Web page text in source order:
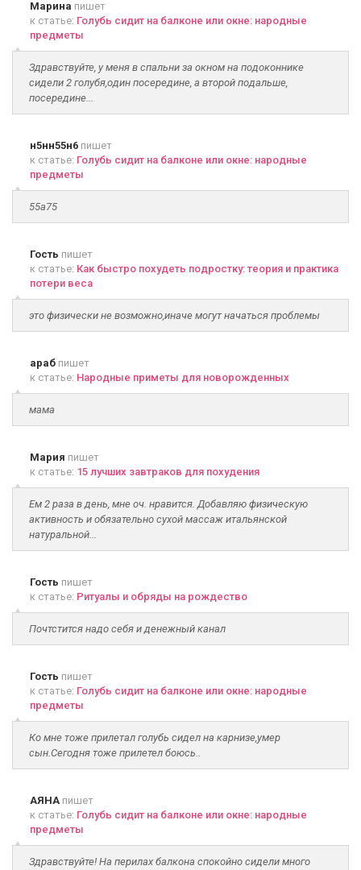
Марина пишет
к статье: Голубь сидит на балконе или окне: народные
предметы
Здравствуйте, у меня в спальни за окном на подоконнике
сидели 2 голубя,один посередине, а второй подальше,
посередине...
н5нн55н6 пишет
к статье: Голубь сидит на балконе или окне: народные
предметы
55а75
Гость пишет
к статье: Как быстро похудеть подростку: теория и практика
потери веса
это физически не возможно,иначе могут начаться проблемы
араб пишет
к статье: Народные приметы для новорожденных
мама
Мария пишет
к статье: 15 лучших завтраков для похудения
Ем 2 раза в день, мне оч. нравится. Добавляю физическую
активность и обязательно сухой массаж итальянской
натуральной...
Гость пишет
к статье: Ритуалы и обряды на рождество
Почтстится надо себя и денежный канал
Гость пишет
к статье: Голубь сидит на балконе или окне: народные
предметы
Ко мне тоже прилетал голубь сидел на карнизе,умер
сын.Сегодня тоже прилетел боюсь..
АЯНА пишет
к статье: Голубь сидит на балконе или окне: народные
предметы
Здравствуйте! На перилах балкона спокойно сидели много